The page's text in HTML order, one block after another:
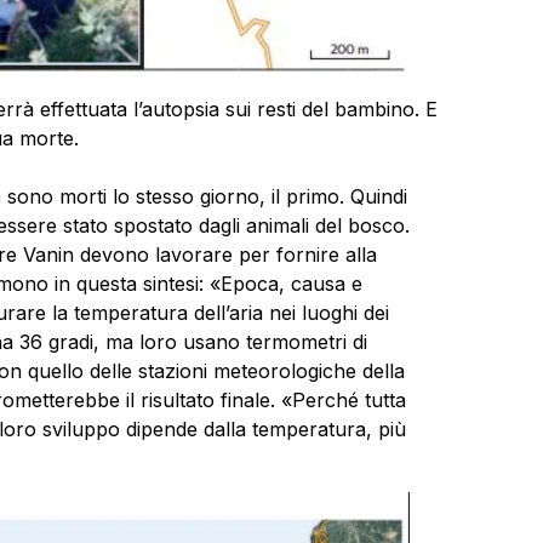
effettuata l’autopsia sui resti del bambino. E
morte.
morti lo stesso giorno, il primo. Quindi
stato spostato dagli animali del bosco.
Vanin devono lavorare per fornire alla
in questa sintesi: «Epoca, causa e
la temperatura dell’aria nei luoghi dei
36 gradi, ma loro usano termometri di
quello delle stazioni meteorologiche della
il risultato finale. «Perché tutta
sviluppo dipende dalla temperatura, più